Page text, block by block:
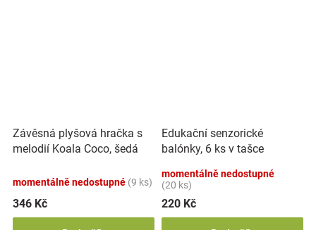
Závěsná plyšová hračka s
melodií Koala Coco, šedá
momentálně nedostupné (9 ks)
346 Kč
Edukační senzorické
balónky, 6 ks v tašce
momentálně nedostupné
(20 ks)
220 Kč